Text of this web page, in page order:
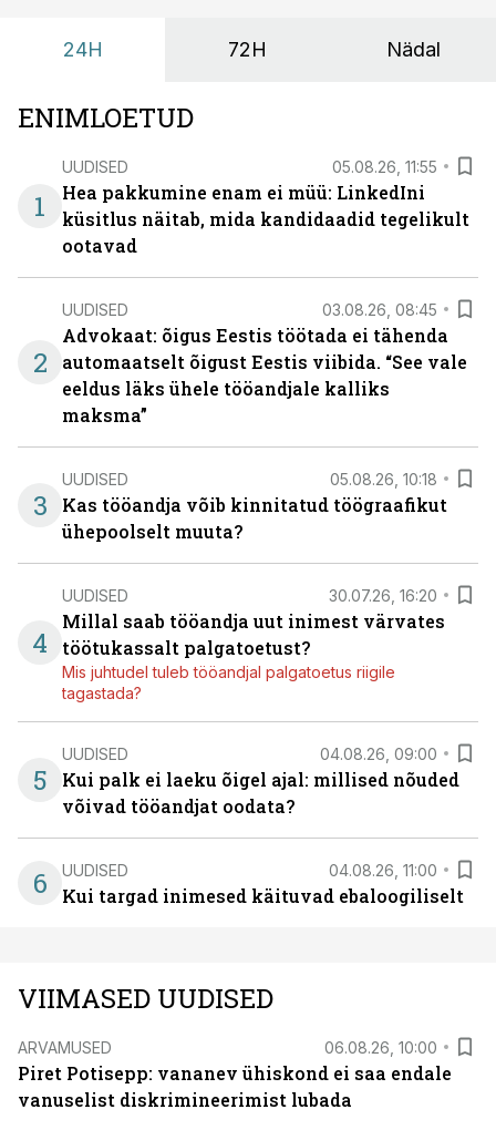
24H 72H Nädal
ENIMLOETUD
1
UUDISED 05.08.26, 11:55
Hea pakkumine enam ei müü: LinkedIni
küsitlus näitab, mida kandidaadid tegelikult
ootavad
2
UUDISED 03.08.26, 08:45
Advokaat: õigus Eestis töötada ei tähenda
automaatselt õigust Eestis viibida. “See vale
eeldus läks ühele tööandjale kalliks
maksma”
3
UUDISED 05.08.26, 10:18
Kas tööandja võib kinnitatud töögraafikut
ühepoolselt muuta?
4
UUDISED 30.07.26, 16:20
Millal saab tööandja uut inimest värvates
töötukassalt palgatoetust?
Mis juhtudel tuleb tööandjal palgatoetus riigile
tagastada?
5
UUDISED 04.08.26, 09:00
Kui palk ei laeku õigel ajal: millised nõuded
võivad tööandjat oodata?
6 UUDISED 04.08.26, 11:00
Kui targad inimesed käituvad ebaloogiliselt
VIIMASED UUDISED
ARVAMUSED 06.08.26, 10:00
Piret Potisepp: vananev ühiskond ei saa endale
vanuselist diskrimineerimist lubada